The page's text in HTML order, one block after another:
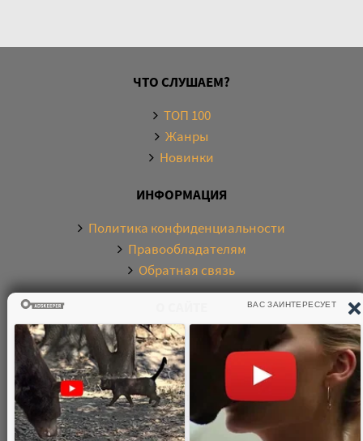
ЧТО СЛУШАЕМ?
ТОП 100
Жанры
Новинки
ИНФОРМАЦИЯ
Политика конфиденциальности
Правообладателям
Обратная связь
Электронная библиотека аудиокниг. Более 20000
аудиокниг в хорошем качестве. Слушайте аудиокниги
бесплатно онлайн и без регистрации. По любым